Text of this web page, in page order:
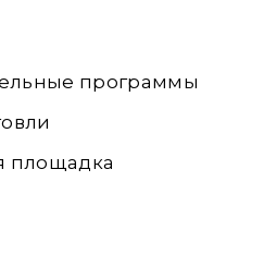
программы
площадка